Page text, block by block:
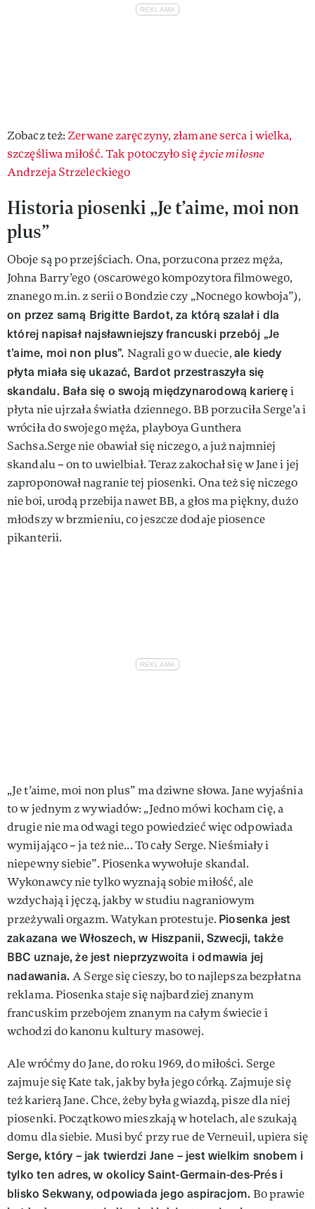
Zobacz też:Zerwane zaręczyny, złamane serca i wielka,
szczęśliwa miłość. Tak potoczyło siężycie miłosne
Andrzeja Strzeleckiego
Historia piosenki „Je t’aime, moi non
plus”
Oboje są po przejściach. Ona, porzucona przez męża,
Johna Barry’ego (oscarowego kompozytora filmowego,
znanego m.in. z serii o Bondzie czy „Nocnego kowboja”),
on przez samą Brigitte Bardot, za którą szalał i dla
której napisał najsławniejszy francuski przebój „Je
t’aime, moi non plus”. Nagrali go w duecie,ale kiedy
płyta miała się ukazać, Bardot przestraszyła się
skandalu. Bała się o swoją międzynarodową karieręi
płyta nie ujrzała światła dziennego. BB porzuciła Serge’a i
wróciła do swojego męża, playboya Gunthera
Sachsa.Serge nie obawiał się niczego, a już najmniej
skandalu – on to uwielbiał. Teraz zakochał się w Jane i jej
zaproponował nagranie tej piosenki. Ona też się niczego
nie boi, urodą przebija nawet BB, a głos ma piękny, dużo
młodszy w brzmieniu, co jeszcze dodaje piosence
pikanterii.
„Je t’aime, moi non plus” ma dziwne słowa. Jane wyjaśnia
to w jednym z wywiadów: „Jedno mówi kocham cię, a
drugie nie ma odwagi tego powiedzieć więc odpowiada
wymijająco – ja też nie... To cały Serge. Nieśmiały i
niepewny siebie”. Piosenka wywołuje skandal.
Wykonawcy nie tylko wyznają sobie miłość, ale
wzdychają i jęczą, jakby w studiu nagraniowym
przeżywali orgazm. Watykan protestuje. Piosenka jest
zakazana we Włoszech, w Hiszpanii, Szwecji, także
BBC uznaje, że jest nieprzyzwoita i odmawia jej
nadawania.A Serge się cieszy, bo to najlepsza bezpłatna
reklama. Piosenka staje się najbardziej znanym
francuskim przebojem znanym na całym świecie i
wchodzi do kanonu kultury masowej.
Ale wróćmy do Jane, do roku 1969, do miłości. Serge
zajmuje się Kate tak, jakby była jego córką. Zajmuje się
też karierą Jane. Chce, żeby była gwiazdą, pisze dla niej
piosenki. Początkowo mieszkają w hotelach, ale szukają
domu dla siebie. Musi być przy rue de Verneuil, upiera się
Serge, który – jak twierdzi Jane – jest wielkim snobem i
tylko ten adres, w okolicy Saint-Germain-des-Prés i
blisko Sekwany, odpowiada jego aspiracjom. Bo prawie